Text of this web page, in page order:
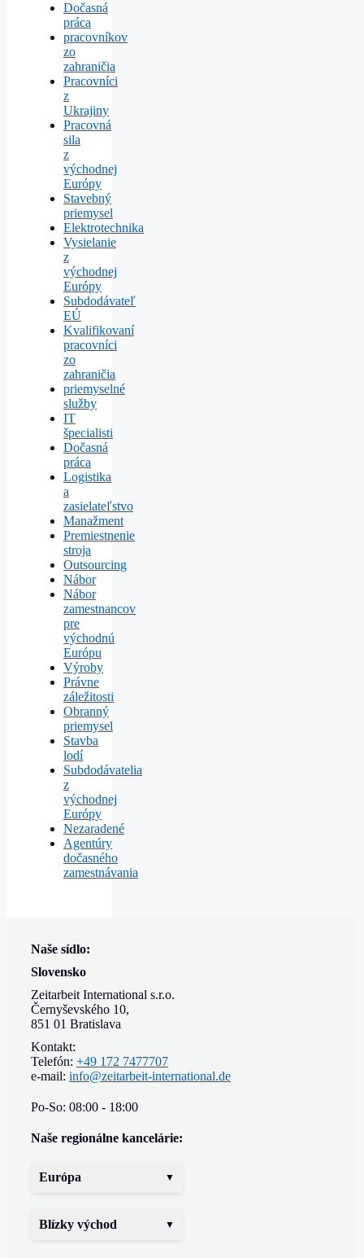
Dočasná
práca
pracovníkov
zo
zahraničia
Pracovníci
z
Ukrajiny
Pracovná
sila
z
východnej
Európy
Stavebný
priemysel
Elektrotechnika
Vysielanie
z
východnej
Európy
Subdodávateľ
EÚ
Kvalifikovaní
pracovníci
zo
zahraničia
priemyselné
služby
IT
špecialisti
Dočasná
práca
Logistika
a
zasielateľstvo
Manažment
Premiestnenie
stroja
Outsourcing
Nábor
Nábor
zamestnancov
pre
východnú
Európu
Výroby
Právne
záležitosti
Obranný
priemysel
Stavba
lodí
Subdodávatelia
z
východnej
Európy
Nezaradené
Agentúry
dočasného
zamestnávania
Naše sídlo:
Slovensko
Zeitarbeit International s.r.o.
Černyševského 10,
851 01 Bratislava
Kontakt:
Telefón: +49 172 7477707
e-mail: info@zeitarbeit-international.de
Po-So: 08:00 - 18:00
Naše regionálne kancelárie:
Európa
Blízky východ